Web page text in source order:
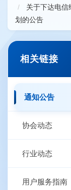
关于下达电
划的公告
相关链接
通知公告
协会动态
行业动态
用户服务指南